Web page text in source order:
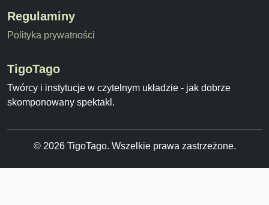
Regulaminy
Polityka prywatności
TigoTago
Twórcy i instytucje w czytelnym układzie - jak dobrze
skomponowany spektakl.
© 2026 TigoTago. Wszelkie prawa zastrzeżone.